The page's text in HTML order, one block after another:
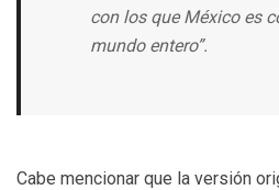
con los que México es
mundo entero”.
Cabe mencionar que la versión